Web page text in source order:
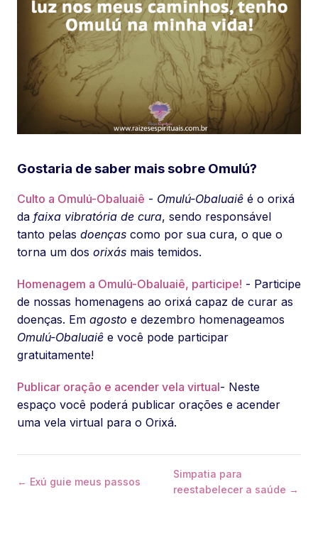
Gostaria de saber mais sobre Omulú?
Culto a Omulú-Obaluaiê - Omulú-Obaluaiê é o orixá
da faixa vibratória de cura, sendo responsável
tanto pelas doenças como por sua cura, o que o
torna um dos orixás mais temidos.
Homenagem a Omulú-Obaluaiê, participe! - Participe
de nossas homenagens ao orixá capaz de curar as
doenças. Em agosto e dezembro homenageamos
Omulú-Obaluaiê e você pode participar
gratuitamente!
Publicar oração e acender vela virtual- Neste
espaço você poderá publicar orações e acender
uma vela virtual para o Orixá.
← Exú guie meus passos
Simpatia para
reestabelecer a saúde →